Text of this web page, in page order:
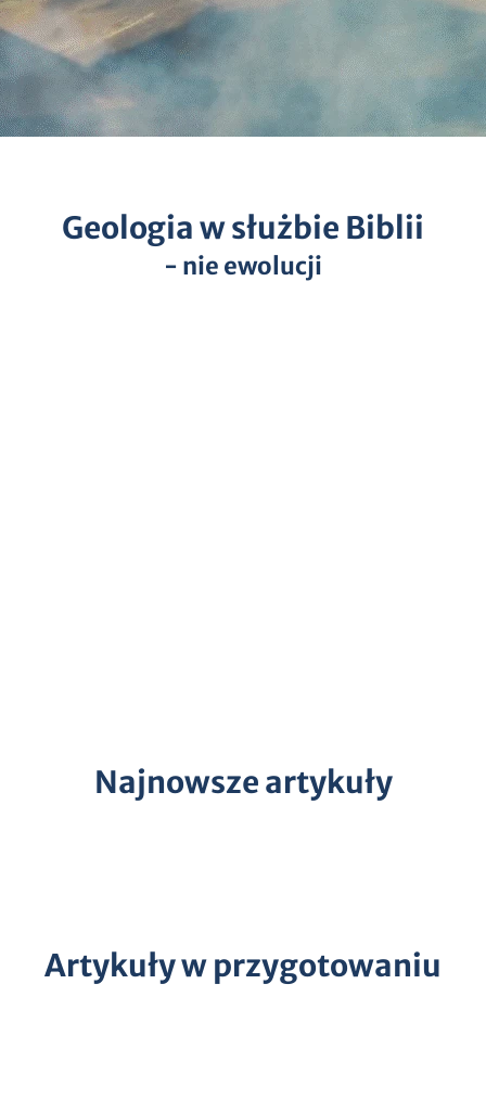
Geologia w służbie Biblii
- nie ewolucji
Najnowsze artykuły
Artykuły w przygotowaniu